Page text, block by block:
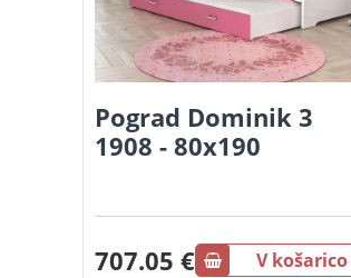
Pograd Dominik 3
1908 - 80x190
707.05 € V košarico